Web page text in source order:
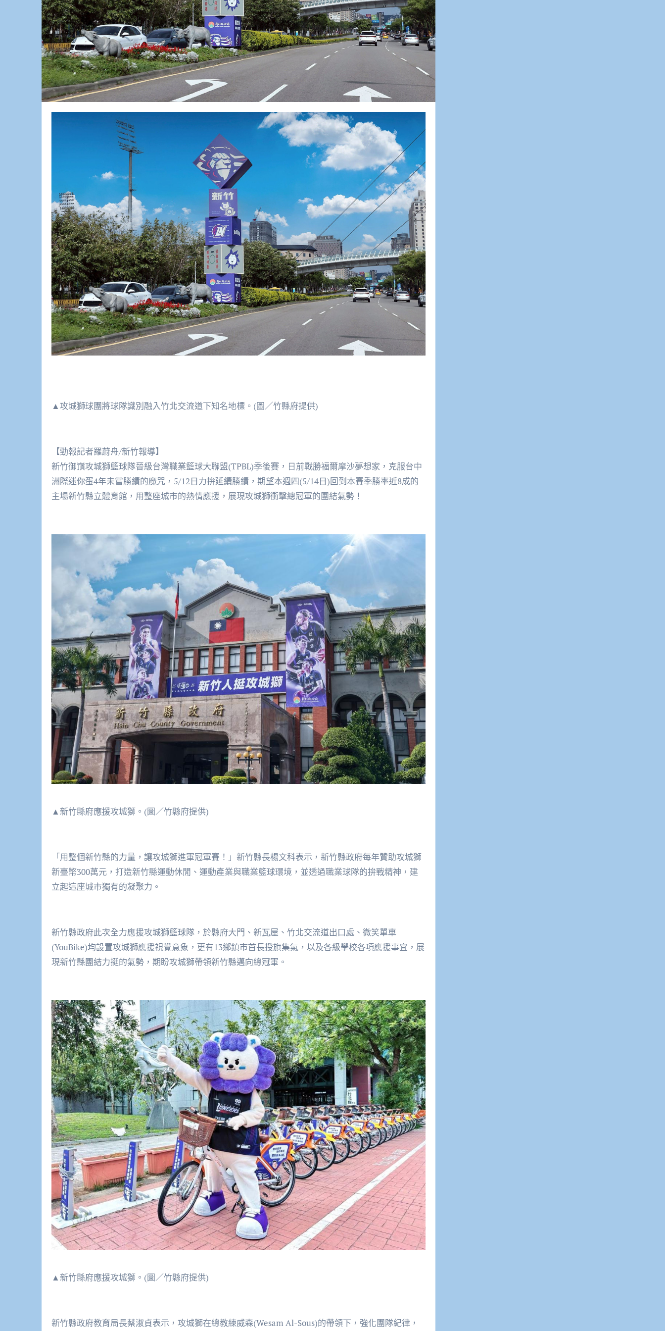
▲攻城獅球團將球隊識別融入竹北交流道下知名地標。(圖／竹縣府提供)
【勁報記者羅蔚舟/新竹報導】
新竹御嵿攻城獅籃球隊晉級台灣職業籃球大聯盟(TPBL)季後賽，日前戰勝福爾摩沙夢想家，克服台中
洲際迷你蛋4年未嘗勝績的魔咒，5/12日力拚延續勝績，期望本週四(5/14日)回到本賽季勝率近8成的
主場新竹縣立體育館，用整座城市的熱情應援，展現攻城獅衝擊總冠軍的團結氣勢！
▲新竹縣府應援攻城獅。(圖／竹縣府提供)
「用整個新竹縣的力量，讓攻城獅進軍冠軍賽！」新竹縣長楊文科表示，新竹縣政府每年贊助攻城獅
新臺幣300萬元，打造新竹縣運動休閒、運動產業與職業籃球環境，並透過職業球隊的拚戰精神，建
立起這座城市獨有的凝聚力。
新竹縣政府此次全力應援攻城獅籃球隊，於縣府大門、新瓦屋、竹北交流道出口處、微笑單車
(YouBike)均設置攻城獅應援視覺意象，更有13鄉鎮市首長授旗集氣，以及各級學校各項應援事宜，展
現新竹縣團結力挺的氣勢，期盼攻城獅帶領新竹縣邁向總冠軍。
▲新竹縣府應援攻城獅。(圖／竹縣府提供)
新竹縣政府教育局長蔡淑貞表示，攻城獅在總教練威森(Wesam Al-Sous)的帶領下，強化團隊紀律，